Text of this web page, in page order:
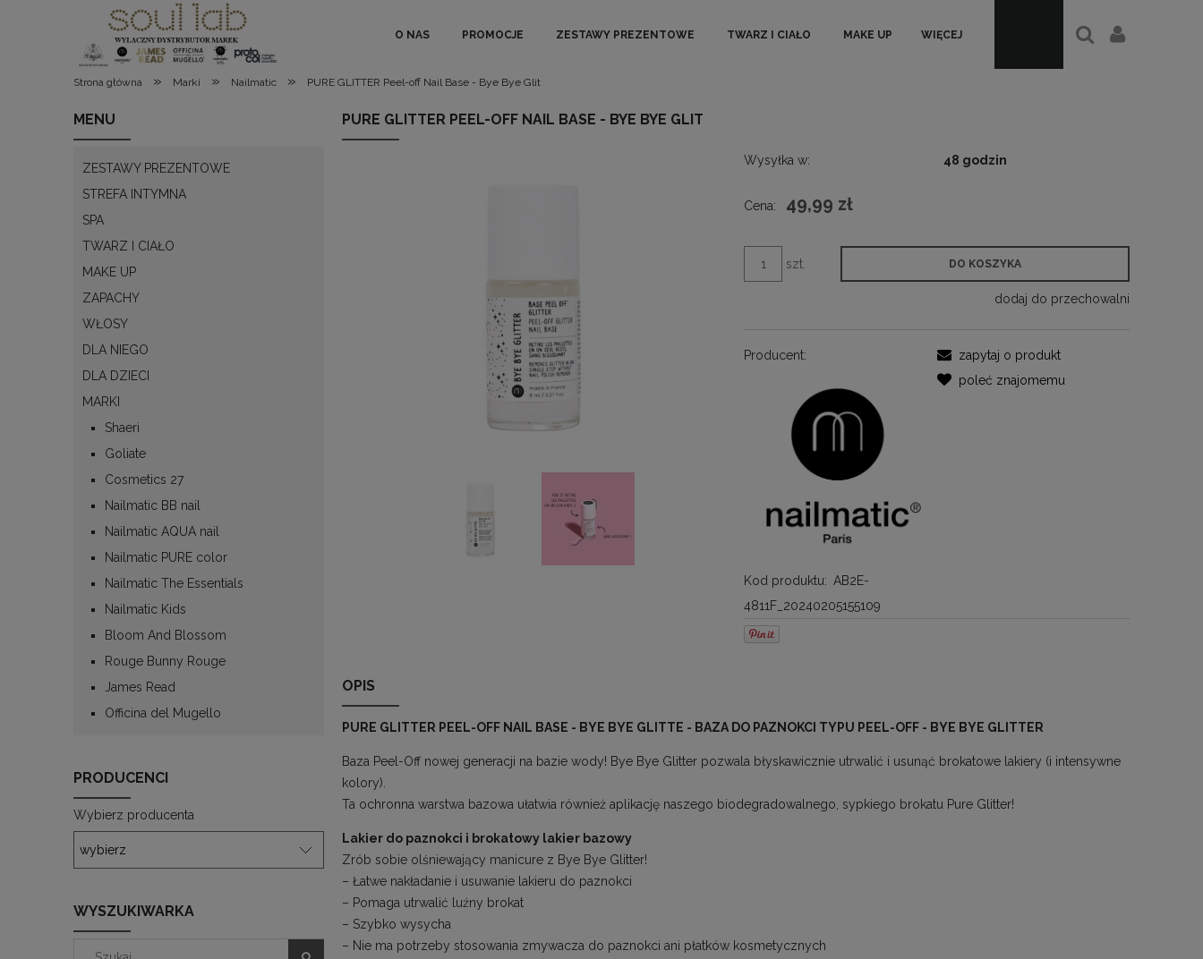
O NAS PROMOCJE ZESTAWY PREZENTOWE TWARZ I CIAŁO MAKE UP WIĘCEJ
Strona główna » Marki » Nailmatic » PURE GLITTER Peel-off Nail Base - Bye Bye Glit
MENU
ZESTAWY PREZENTOWE
STREFA INTYMNA
SPA
TWARZ I CIAŁO
MAKE UP
ZAPACHY
WŁOSY
DLA NIEGO
DLA DZIECI
MARKI
Shaeri
Goliate
Cosmetics 27
Nailmatic BB nail
Nailmatic AQUA nail
Nailmatic PURE color
Nailmatic The Essentials
Nailmatic Kids
Bloom And Blossom
Rouge Bunny Rouge
James Read
Officina del Mugello
PRODUCENCI
Wybierz producenta
WYSZUKIWARKA
PURE GLITTER PEEL-OFF NAIL BASE - BYE BYE GLIT
Wysyłka w: 48 godzin
Cena: 49,99 zł
szt. DO KOSZYKA
dodaj do przechowalni
Producent:
Kod produktu: AB2E-
4811F_20240205155109
zapytaj o produkt
poleć znajomemu
OPIS
PURE GLITTER PEEL-OFF NAIL BASE - BYE BYE GLITTE - BAZA DO PAZNOKCI TYPU PEEL-OFF - BYE BYE GLITTER
Baza Peel-Off nowej generacji na bazie wody! Bye Bye Glitter pozwala błyskawicznie utrwalić i usunąć brokatowe lakiery (i intensywne
kolory).
Ta ochronna warstwa bazowa ułatwia również aplikację naszego biodegradowalnego, sypkiego brokatu Pure Glitter!
Lakier do paznokci i brokatowy lakier bazowy
Zrób sobie olśniewający manicure z Bye Bye Glitter!
– Łatwe nakładanie i usuwanie lakieru do paznokci
– Pomaga utrwalić luźny brokat
– Szybko wysycha
– Nie ma potrzeby stosowania zmywacza do paznokci ani płatków kosmetycznych